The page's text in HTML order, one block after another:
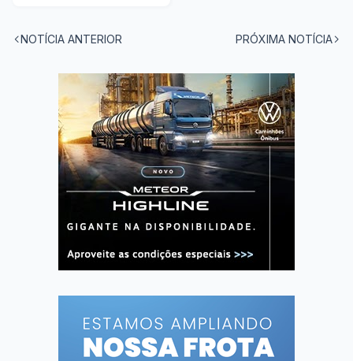
NOTÍCIA ANTERIOR PRÓXIMA NOTÍCIA